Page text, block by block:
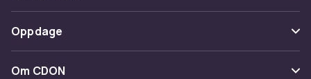
Spor pakke
Angre & returner her
Kontakt oss
Betaling
Levering
Oppdage
Kategorier
Om CDON